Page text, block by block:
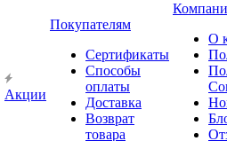
Акции
Покупателям
Сертификаты
Способы
оплаты
Доставка
Возврат
товара
О